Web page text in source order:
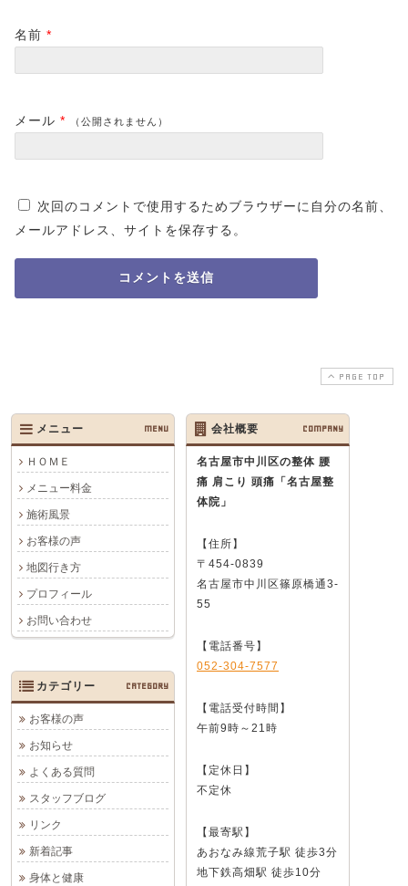
名前 *
メール * （公開されません）
次回のコメントで使用するためブラウザーに自分の名前、
メールアドレス、サイトを保存する。
PAGE TOP
メニュー MENU
ＨＯＭＥ
メニュー料金
施術風景
お客様の声
地図行き方
プロフィール
お問い合わせ
会社概要 COMPANY
名古屋市中川区の整体 腰
痛 肩こり 頭痛 「名古屋整
体院」
【住所】
〒454-0839
名古屋市中川区篠原橋通3-
55
【電話番号】
052-304-7577
【電話受付時間】
午前9時～21時
【定休日】
不定休
【最寄駅】
あおなみ線荒子駅 徒歩3分
地下鉄高畑駅 徒歩10分
カテゴリー CATEGORY
お客様の声
お知らせ
よくある質問
スタッフブログ
リンク
新着記事
身体と健康